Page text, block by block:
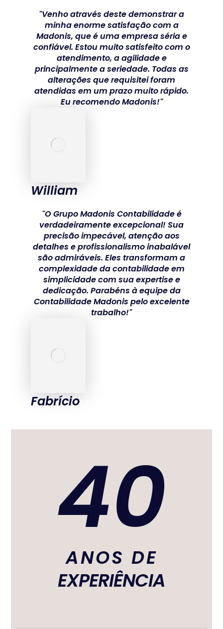
"Venho através deste demonstrar a
minha enorme satisfação com a
Madonis, que é uma empresa séria e
confiável. Estou muito satisfeito com o
atendimento, a agilidade e
principalmente a seriedade. Todas as
alterações que requisitei foram
atendidas em um prazo muito rápido.
Eu recomendo Madonis!"
William
"O Grupo Madonis Contabilidade é
verdadeiramente excepcional! Sua
precisão impecável, atenção aos
detalhes e profissionalismo inabalável
são admiráveis. Eles transformam a
complexidade da contabilidade em
simplicidade com sua expertise e
dedicação. Parabéns à equipe da
Contabilidade Madonis pelo excelente
trabalho!"
Fabrício
40
ANOS DE
EXPERIÊNCIA